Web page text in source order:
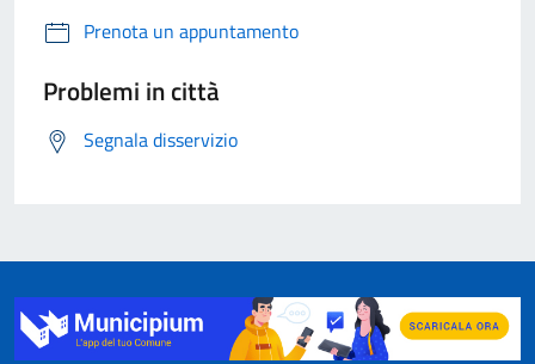
Prenota un appuntamento
Problemi in città
Segnala disservizio